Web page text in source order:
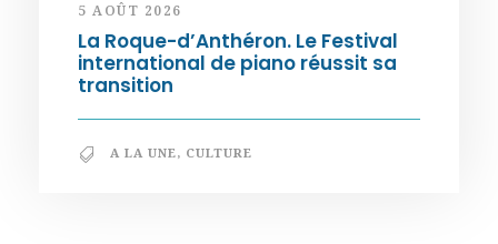
5 AOÛT 2026
La Roque-d’Anthéron. Le Festival
international de piano réussit sa
transition
A LA UNE, CULTURE